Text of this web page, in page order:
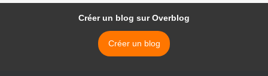
Créer un blog sur Overblog
Créer un blog